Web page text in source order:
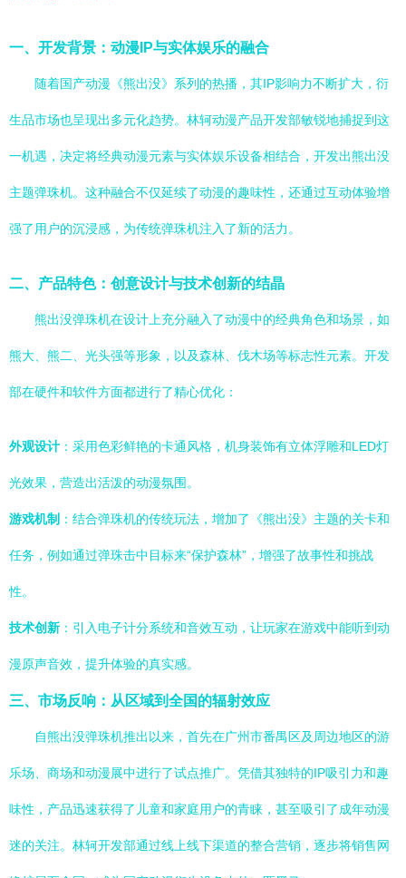
一、开发背景：动漫IP与实体娱乐的融合
随着国产动漫《熊出没》系列的热播，其IP影响力不断扩大，衍
生品市场也呈现出多元化趋势。林轲动漫产品开发部敏锐地捕捉到这
一机遇，决定将经典动漫元素与实体娱乐设备相结合，开发出熊出没
主题弹珠机。这种融合不仅延续了动漫的趣味性，还通过互动体验增
强了用户的沉浸感，为传统弹珠机注入了新的活力。
二、产品特色：创意设计与技术创新的结晶
熊出没弹珠机在设计上充分融入了动漫中的经典角色和场景，如
熊大、熊二、光头强等形象，以及森林、伐木场等标志性元素。开发
部在硬件和软件方面都进行了精心优化：
外观设计 ：采用色彩鲜艳的卡通风格，机身装饰有立体浮雕和LED灯
光效果，营造出活泼的动漫氛围。
游戏机制 ：结合弹珠机的传统玩法，增加了《熊出没》主题的关卡和
任务，例如通过弹珠击中目标来“保护森林”，增强了故事性和挑战
性。
技术创新 ：引入电子计分系统和音效互动，让玩家在游戏中能听到动
漫原声音效，提升体验的真实感。
三、市场反响：从区域到全国的辐射效应
自熊出没弹珠机推出以来，首先在广州市番禺区及周边地区的游
乐场、商场和动漫展中进行了试点推广。凭借其独特的IP吸引力和趣
味性，产品迅速获得了儿童和家庭用户的青睐，甚至吸引了成年动漫
迷的关注。林轲开发部通过线上线下渠道的整合营销，逐步将销售网